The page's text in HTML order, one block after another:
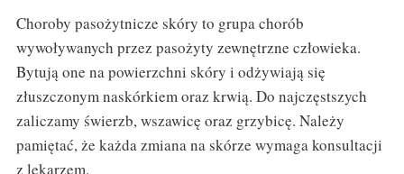
Choroby pasożytnicze skóry to grupa chorób
wywoływanych przez pasożyty zewnętrzne człowieka.
Bytują one na powierzchni skóry i odżywiają się
złuszczonym naskórkiem oraz krwią. Do najczęstszych
zaliczamy świerzb, wszawicę oraz grzybicę. Należy
pamiętać, że każda zmiana na skórze wymaga konsultacji
z lekarzem.